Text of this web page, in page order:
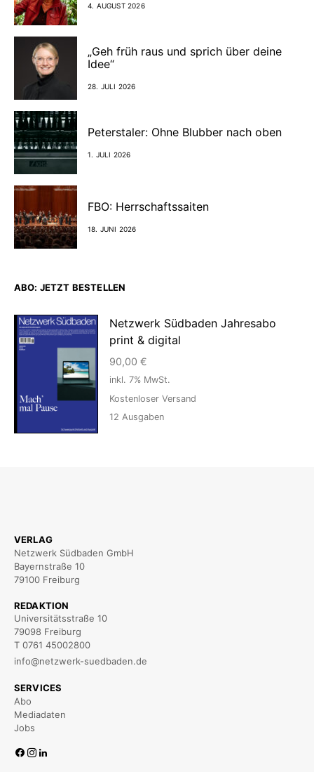
4. AUGUST 2026
„Geh früh raus und sprich über deine
Idee“
28. JULI 2026
Peterstaler: Ohne Blubber nach oben
1. JULI 2026
FBO: Herrschaftssaiten
18. JUNI 2026
ABO: JETZT BESTELLEN
Netzwerk Südbaden Jahresabo
print & digital
90,00 €
inkl. 7% MwSt.
Kostenloser Versand
12 Ausgaben
VERLAG
Netzwerk Südbaden GmbH
Bayernstraße 10
79100 Freiburg
REDAKTION
Universitätsstraße 10
79098 Freiburg
T 0761 45002800
info@netzwerk-suedbaden.de
SERVICES
Abo
Mediadaten
Jobs